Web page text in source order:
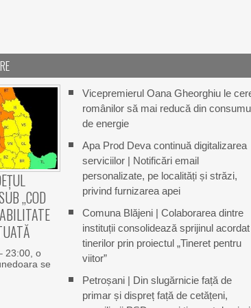
„COD
23:00, o
se
Vicepremierul Oana Gheorghiu le
românilor să mai reducă din
de energie
Apa Prod Deva continuă digitalizarea
serviciilor | Notificări email
personalizate, pe localități și străzi,
privind furnizarea apei
Comuna Blăjeni | Colaborarea dintre
instituții consolidează sprijinul acordat
tinerilor prin proiectul „Tineret pentru
viitor”
Petroșani | Din slugărnicie față de
primar și dispreț față de cetățeni,